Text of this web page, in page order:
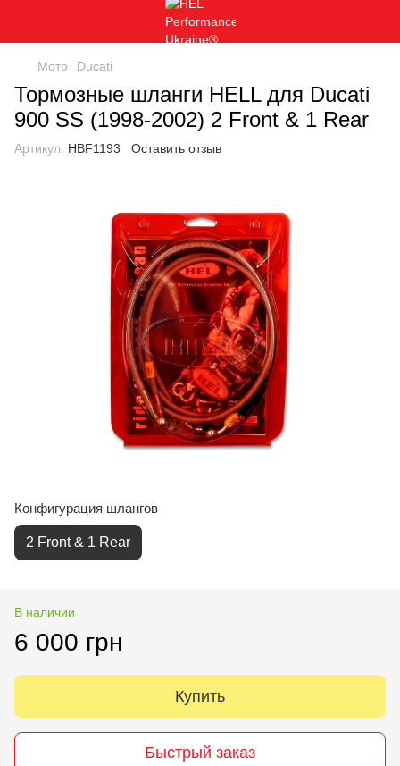
Мото Ducati
Тормозные шланги HELL для Ducati
900 SS (1998-2002) 2 Front & 1 Rear
Артикул: HBF1193 Оставить отзыв
Конфигурация шлангов
2 Front & 1 Rear
В наличии
6 000 грн
Купить
Быстрый заказ